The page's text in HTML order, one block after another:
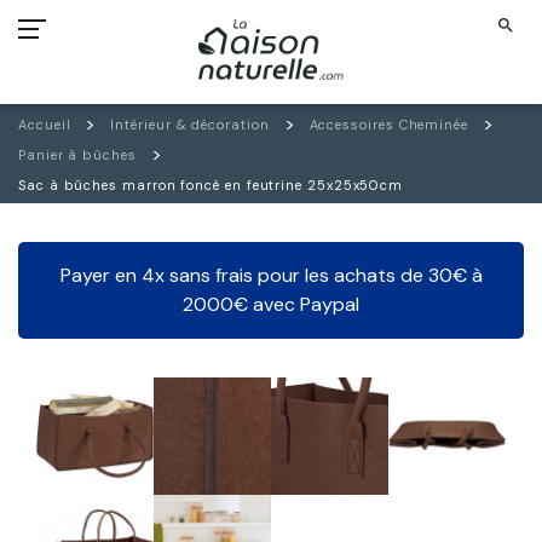
search
Accueil Intérieur & décoration
Accessoires Cheminée
Panier à bûches
Sac à bûches marron foncé en feutrine 25x25x50cm
Payer en 4x sans frais pour les achats de 30€ à
2000€ avec Paypal